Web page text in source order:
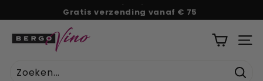
tekst
Pauze
Gratis verzending vanaf € 75
B
e